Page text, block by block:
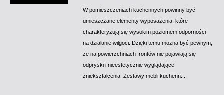
W pomieszczeniach kuchennych powinny być
umieszczane elementy wyposażenia, które
charakteryzują się wysokim poziomem odporności
na działanie wilgoci. Dzięki temu można być pewnym,
że na powierzchniach frontów nie pojawiają się
odpryski i nieestetycznie wyglądające
zniekształcenia. Zestawy mebli kuchenn...